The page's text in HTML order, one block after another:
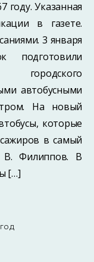
году. Указанная
в газете.
3 января
подготовили
городского
автобусными
На новый
которые
в самый
В. Филиппов. В
[…]